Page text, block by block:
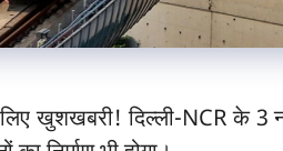
लिए खुशखबरी! दिल्ली-NCR के